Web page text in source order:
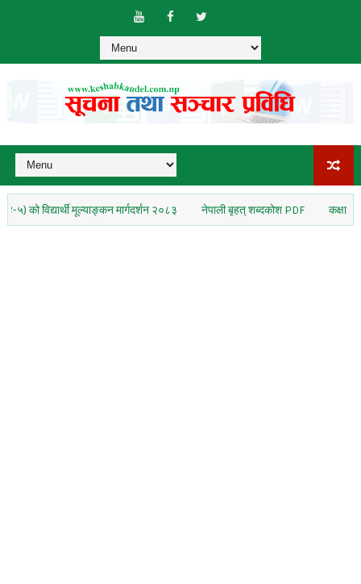
मूल्याङ्कन मार्गदर्शन २०८३ नेपाली बृहत् शब्दकोश PDF कक्षा १० नेपाली